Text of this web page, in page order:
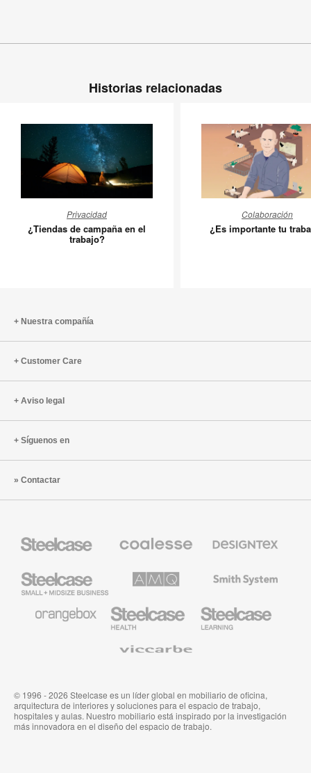
Historias relacionadas
de
campaña
Privacidad
¿Tiendas de campaña en el
trabajo?
tu
Colaboración
¿Es importante tu
Nuestra compañía
Customer Care
Aviso legal
Síguenos en
Contactar
Steelcase
Premium
Small
Business
Solutions
para
Industria
de
para
Educación
© 1996 - 2026 Steelcase es un líder global en mobiliario de oficina,
arquitectura de interiores y soluciones para el espacio de trabajo,
hospitales y aulas. Nuestro mobiliario está inspirado por la investigación
más innovadora en el diseño del espacio de trabajo.